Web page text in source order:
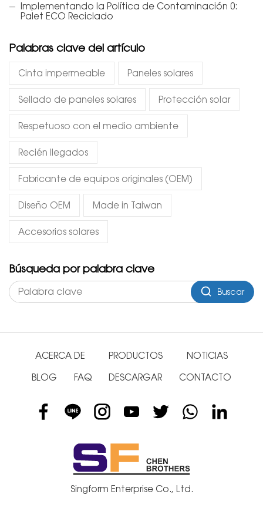
Implementando la Política de Contaminación 0:
Palet ECO Reciclado
Palabras clave del artículo
Cinta impermeable Paneles solares
Sellado de paneles solares Protección solar
Respetuoso con el medio ambiente
Recién llegados
Fabricante de equipos originales (OEM)
Diseño OEM Made in Taiwan
Accesorios solares
Búsqueda por palabra clave
Buscar
ACERCA DE PRODUCTOS NOTICIAS
BLOG FAQ DESCARGAR CONTACTO
Singform Enterprise Co., Ltd.